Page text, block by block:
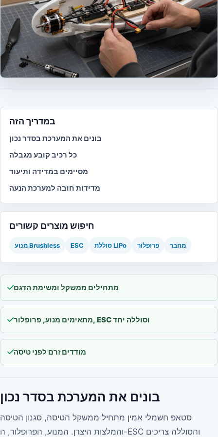
במדריך הזה
בונים את המערכת בסדר נכון
כל רכיב קובע מגבלה
מסיימים במדידה ותיעוד
מדידות חובה למערכת הנעה
חיפוש מוצרים קשורים
מנוע Brushless ESC סוללת LiPo פרופלור מחבר
מתחילים ממשקל ומשימת הדגם
מתאימים מנוע, פרופלור, ESC וסוללה יחד
מודדים זרם לפני טיסה
בונים את המערכת בסדר נכון
סטאפ חשמלי אמין מתחיל ממשקל הטיסה, סגנון הטיסה
והמלצות היצרן. המנוע, הפרופלור, ה-ESC והסוללה צריכים